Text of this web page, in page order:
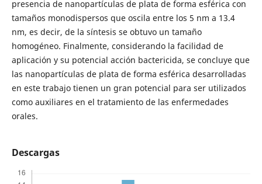
presencia de nanopartículas de plata de forma esférica con
tamaños monodispersos que oscila entre los 5 nm a 13.4
nm, es decir, de la síntesis se obtuvo un tamaño
homogéneo. Finalmente, considerando la facilidad de
aplicación y su potencial acción bactericida, se concluye que
las nanopartículas de plata de forma esférica desarrolladas
en este trabajo tienen un gran potencial para ser utilizados
como auxiliares en el tratamiento de las enfermedades
orales.
Descargas